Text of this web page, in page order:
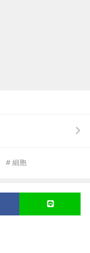
# 細胞